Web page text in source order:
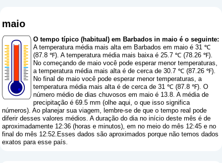
maio
O tempo típico (habitual) em Barbados in maio é o seguinte:
A temperatura média mais alta em Barbados em maio é 31 ℃
(87.8 ℉). A temperatura média mais baixa é 25.7 ℃ (78.26 ℉).
No começando de maio você pode esperar menor temperaturas,
a temperatura média mais alta é de cerca de 30.7 ℃ (87.26 ℉).
No final de maio você pode esperar menor temperaturas, a
temperatura média mais alta é de cerca de 31 ℃ (87.8 ℉). O
número médio de dias chuvosos em maio é 13.8. A média de
precipitação é 69.5 mm (olhe aqui, o que isso significa
números). Ao planejar sua viagem, lembre-se de que o tempo real pode
diferir desses valores médios. A duração do dia no início deste mês é de
aproximadamente 12:36 (horas e minutos), em no meio do mês 12:45 e no
final do mês 12:52.Esses dados são aproximados porque não temos dados
exatos para esse país.